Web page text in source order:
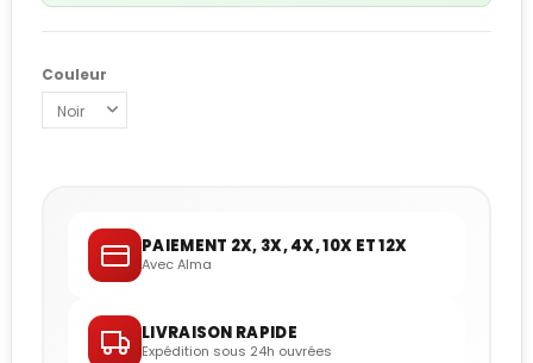
Couleur
PAIEMENT 2X, 3X, 4X, 10X ET 12X
Avec Alma
LIVRAISON RAPIDE
Expédition sous 24h ouvrées